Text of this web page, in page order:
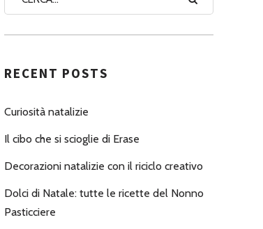
RECENT POSTS
Curiosità natalizie
Il cibo che si scioglie di Erase
Decorazioni natalizie con il riciclo creativo
Dolci di Natale: tutte le ricette del Nonno
Pasticciere